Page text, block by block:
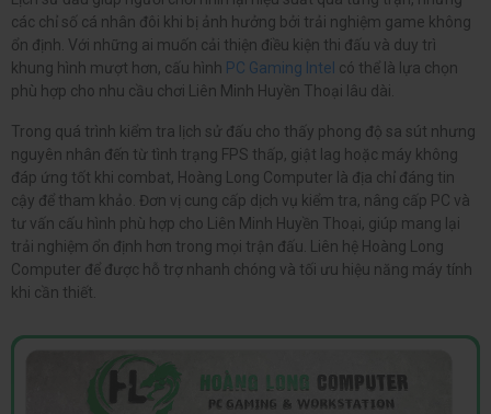
các chỉ số cá nhân đôi khi bị ảnh hưởng bởi trải nghiệm game không
ổn định. Với những ai muốn cải thiện điều kiện thi đấu và duy trì
khung hình mượt hơn, cấu hình PC Gaming Intel có thể là lựa chọn
phù hợp cho nhu cầu chơi Liên Minh Huyền Thoại lâu dài.
Trong quá trình kiểm tra lịch sử đấu cho thấy phong độ sa sút nhưng
nguyên nhân đến từ tình trạng FPS thấp, giật lag hoặc máy không
đáp ứng tốt khi combat, Hoàng Long Computer là địa chỉ đáng tin
cậy để tham khảo. Đơn vị cung cấp dịch vụ kiểm tra, nâng cấp PC và
tư vấn cấu hình phù hợp cho Liên Minh Huyền Thoại, giúp mang lại
trải nghiệm ổn định hơn trong mọi trận đấu. Liên hệ Hoàng Long
Computer để được hỗ trợ nhanh chóng và tối ưu hiệu năng máy tính
khi cần thiết.